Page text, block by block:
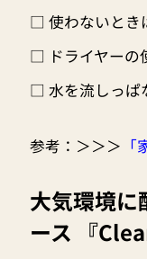
□ 使わないとき
□ ドライヤーの
□ 水を流しっぱ
参考： ＞＞＞
大気環境に
ース 『